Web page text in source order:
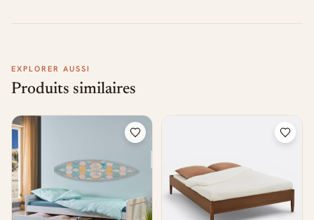
EXPLORER AUSSI
Produits similaires